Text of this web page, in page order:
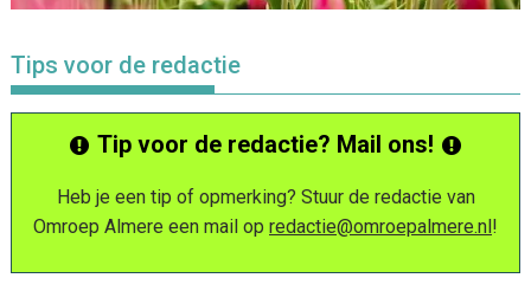
Tips voor de redactie
Tip voor de redactie? Mail ons!
Heb je een tip of opmerking? Stuur de redactie van
Omroep Almere een mail op redactie@omroepalmere.nl!